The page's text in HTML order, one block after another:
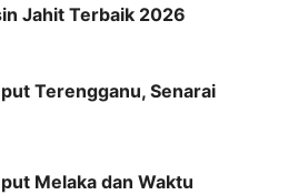
Jahit Terbaik 2026
Terengganu, Senarai
Melaka dan Waktu